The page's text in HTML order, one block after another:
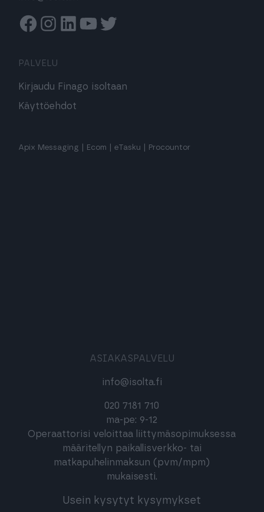
Facebook
Instagram
Linkedin
Youtube
Twitter
PALVELU
Kirjaudu Finago isoltaan
Käyttöehdot
Apix Messaging Ecom eTasku Procountor
ASIAKASPALVELU
info@isolta.fi
020 7181 710
ma-pe: 9-12
Operaattorisi veloittaa liittymäsopimuksessa
määritellyn paikallisverkko- tai
matkapuhelinmaksun (pvm/mpm)
mukaisesti.
Usein kysytyt kysymykset